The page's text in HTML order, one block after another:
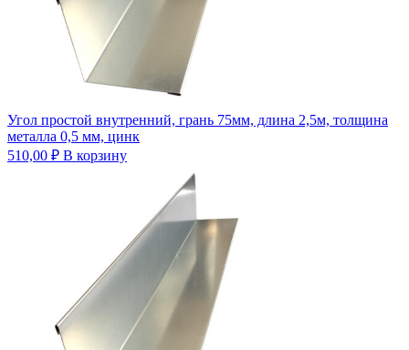
Угол простой внутренний, грань 75мм, длина 2,5м, толщина
металла 0,5 мм, цинк
510,00 ₽ В корзину